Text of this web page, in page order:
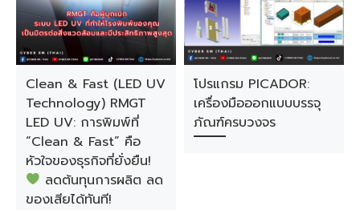
Clean & Fast (LED UV
Technology) RMGT
LED UV: การพิมพ์ที่
“Clean & Fast” คือ
หัวใจของธุรกิจที่ยั่งยืน!
ลดต้นทุนการผลิต ลด
ของเสียได้ทันที!
โปรแกรม PICADOR:
เครื่องมือออกแบบบรรจุ
ภัณฑ์ครบวงจร